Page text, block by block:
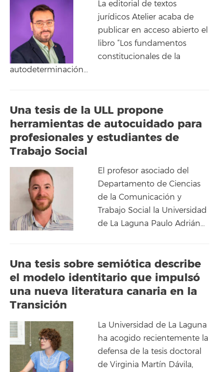
La editorial de textos
jurídicos Atelier acaba de
publicar en acceso abierto el
libro “Los fundamentos
constitucionales de la
autodeterminación…
Una tesis de la ULL propone
herramientas de autocuidado para
profesionales y estudiantes de
Trabajo Social
El profesor asociado del
Departamento de Ciencias
de la Comunicación y
Trabajo Social la Universidad
de La Laguna Paulo Adrián…
Una tesis sobre semiótica describe
el modelo identitario que impulsó
una nueva literatura canaria en la
Transición
La Universidad de La Laguna
ha acogido recientemente la
defensa de la tesis doctoral
de Virginia Martín Dávila,